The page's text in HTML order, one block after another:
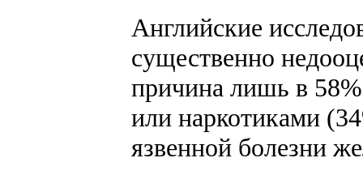
Английские
существенно
причина лишь в 58%
или наркотиками
язвенной болезни